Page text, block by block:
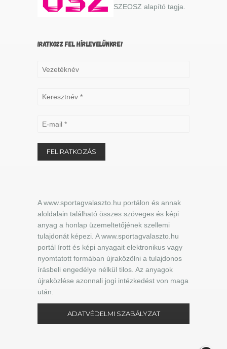
SZEOSZ alapító tagja.
IRATKOZZ FEL HÍRLEVELÜNKRE!
A www.sportagvalaszto.hu portálon és annak
aloldalain található összes szöveges és képi
anyag a honlap üzemeltetőjének szellemi
tulajdonát képezi. A www.sportagvalaszto.hu
portál írott és képi anyagait elektronikus vagy
nyomtatott formában újraközölni a tulajdonos
írásbeli engedélye nélkül tilos. Az anyagok
újraközlése azonnali jogi intézkedést von maga
után.
ADATVÉDELMI SZABÁLYZAT